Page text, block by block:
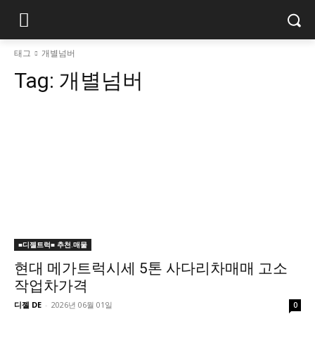
태그 개별넘버
Tag: 개별넘버
■디젤트럭■ 추천.매물
현대 메가트럭시세 5톤 사다리차매매 고소
작업차가격
디젤 DE - 2026년 06월 01일 0